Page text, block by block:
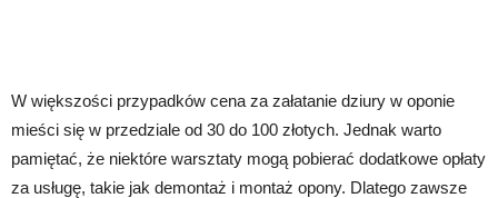
W większości przypadków cena za załatanie dziury w oponie
mieści się w przedziale od 30 do 100 złotych. Jednak warto
pamiętać, że niektóre warsztaty mogą pobierać dodatkowe opłaty
za usługę, takie jak demontaż i montaż opony. Dlatego zawsze